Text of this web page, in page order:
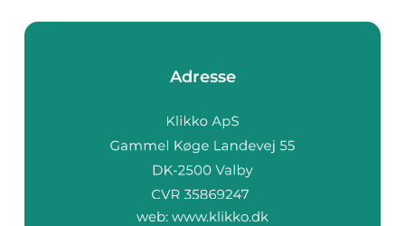
Adresse
web: www.klikko.dk